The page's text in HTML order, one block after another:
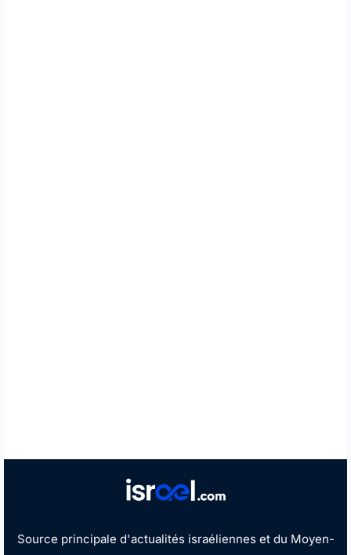
Source principale d'actualités israéliennes et du Moyen-